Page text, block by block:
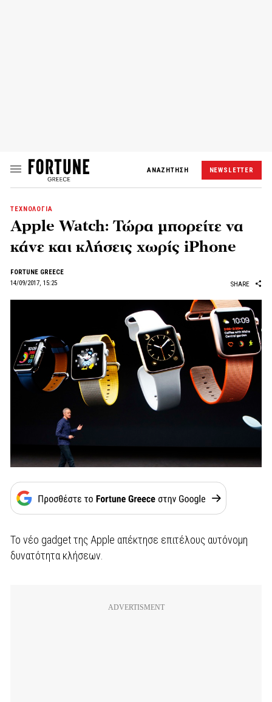
ΑΝΑΖΗΤΗΣΗ NEWSLETTER
ΤΕΧΝΟΛΟΓΙΑ
Apple Watch: Τώρα μπορείτε να
κάνε και κλήσεις χωρίς iPhone
FORTUNE GREECE
14/09/2017, 15:25
SHARE
To νέο gadget της Apple απέκτησε επιτέλους αυτόνομη
δυνατότητα κλήσεων.